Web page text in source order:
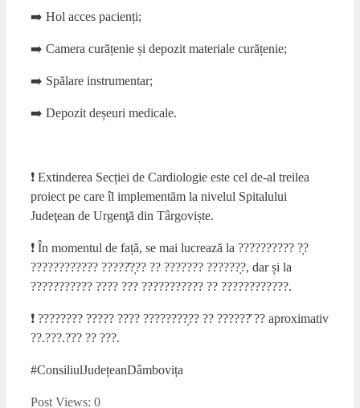
➡️ Hol acces pacienți;
➡️ Camera curățenie și depozit materiale curățenie;
➡️ Spălare instrumentar;
➡️ Depozit deșeuri medicale.
❗ Extinderea Secției de Cardiologie este cel de-al treilea
proiect pe care îl implementăm la nivelul Spitalului
Judeţean de Urgenţă din Târgoviște.
❗ În momentul de față, se mai lucrează la ?????????? ?̦?
???????????? ?????̆?̦?? ?? ??????? ??????̦?, dar și la
??????????? ???? ??? ??????????? ?? ????????????.
❗ ???????? ????? ???? ????????̦?? ?? ??????̆ ?? aproximativ
??.???.??? ?? ???.
#ConsiliulJudețeanDâmbovița
Post Views: 0